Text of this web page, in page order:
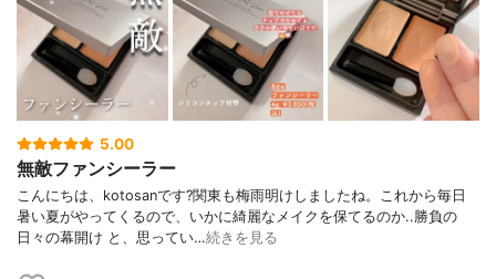
5.00
無敵ファンシーラー
こんにちは、kotosanです?関東も梅雨明けしましたね。これから毎日
暑い夏がやってくるので、いかに綺麗なメイクを保てるのか..勝負の
日々の幕開け と、思ってい…続きを見る